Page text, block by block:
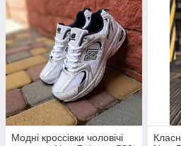
Модні кроссівки чоловічі